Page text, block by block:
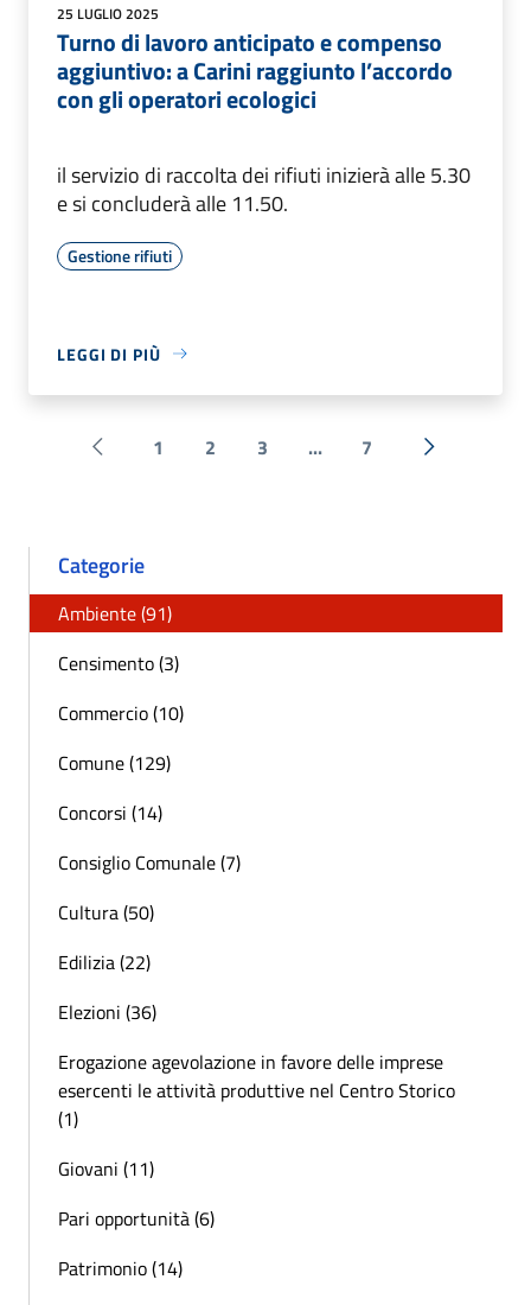
25 LUGLIO 2025
Turno di lavoro anticipato e compenso
aggiuntivo: a Carini raggiunto l’accordo
con gli operatori ecologici
il servizio di raccolta dei rifiuti inizierà alle 5.30
e si concluderà alle 11.50.
Gestione rifiuti
LEGGI DI PIÙ
Pagina precedente
1 2 3 ... 7 Successiva
Categorie
Ambiente (91)
Censimento (3)
Commercio (10)
Comune (129)
Concorsi (14)
Consiglio Comunale (7)
Cultura (50)
Edilizia (22)
Elezioni (36)
Erogazione agevolazione in favore delle imprese
esercenti le attività produttive nel Centro Storico
(1)
Giovani (11)
Pari opportunità (6)
Patrimonio (14)